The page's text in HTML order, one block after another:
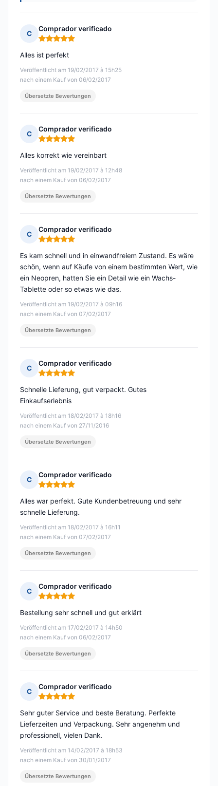
C
Comprador verificado
Hinweis: 5 von 5
Veröffentlicht am 19/02/2017 à 15h25
nach einem Kauf von 06/02/2017
Alles ist perfekt
Übersetzte Bewertungen
C
Comprador verificado
Hinweis: 5 von 5
Veröffentlicht am 19/02/2017 à 12h48
nach einem Kauf von 06/02/2017
Alles korrekt wie vereinbart
Übersetzte Bewertungen
C
Comprador verificado
Hinweis: 5 von 5
Veröffentlicht am 19/02/2017 à 09h16
nach einem Kauf von 07/02/2017
Es kam schnell und in einwandfreiem Zustand. Es wäre
schön, wenn auf Käufe von einem bestimmten Wert, wie
ein Neopren, hatten Sie ein Detail wie ein Wachs-
Tablette oder so etwas wie das.
Übersetzte Bewertungen
C
Comprador verificado
Hinweis: 5 von 5
Veröffentlicht am 18/02/2017 à 18h16
nach einem Kauf von 27/11/2016
Schnelle Lieferung, gut verpackt. Gutes
Einkaufserlebnis
Übersetzte Bewertungen
C
Comprador verificado
Hinweis: 5 von 5
Veröffentlicht am 18/02/2017 à 16h11
nach einem Kauf von 07/02/2017
Alles war perfekt. Gute Kundenbetreuung und sehr
schnelle Lieferung.
Übersetzte Bewertungen
C
Comprador verificado
Hinweis: 5 von 5
Veröffentlicht am 17/02/2017 à 14h50
nach einem Kauf von 06/02/2017
Bestellung sehr schnell und gut erklärt
Übersetzte Bewertungen
C
Comprador verificado
Hinweis: 5 von 5
Veröffentlicht am 14/02/2017 à 18h53
nach einem Kauf von 30/01/2017
Sehr guter Service und beste Beratung. Perfekte
Lieferzeiten und Verpackung. Sehr angenehm und
professionell, vielen Dank.
Übersetzte Bewertungen